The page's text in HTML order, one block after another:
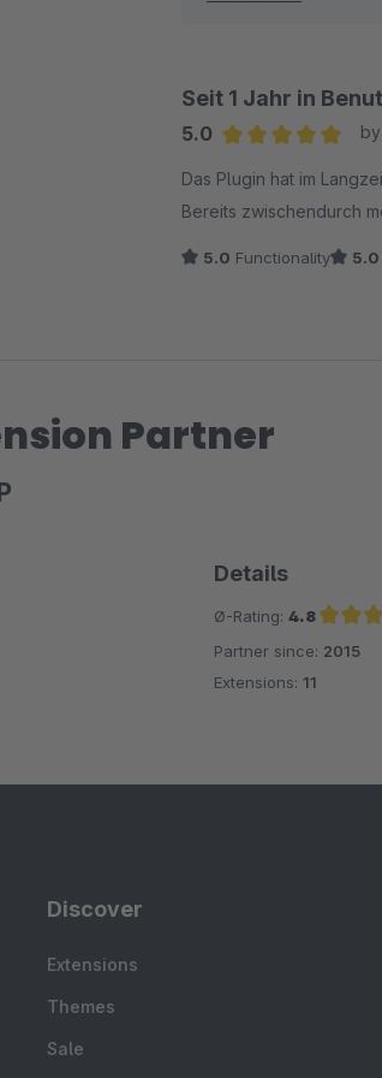
Seit 1 Jahr in
5.0
Das Plugin hat im
Bereits zwischendurch
5.0 Functionality 5.0
Partner
Details
Ø-Rating: 4.8
Average rating of
Partner since: 2015
Extensions: 11
Discover
Extensions
Themes
Sale